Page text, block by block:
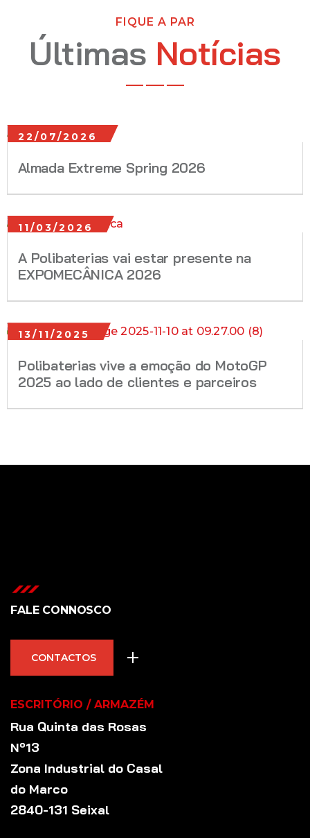
FIQUE A PAR
Últimas Notícias
22/07/2026
Almada Extreme Spring 2026
11/03/2026
A Polibaterias vai estar presente na
EXPOMECÂNICA 2026
13/11/2025
Polibaterias vive a emoção do MotoGP
2025 ao lado de clientes e parceiros
FALE CONNOSCO
CONTACTOS
ESCRITÓRIO / ARMAZÉM
Rua Quinta das Rosas
Nº13
Zona Industrial do Casal
do Marco
2840-131 Seixal